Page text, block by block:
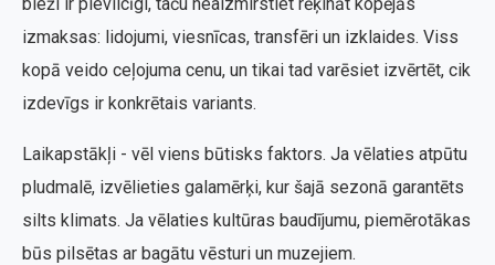
izmaksas: lidojumi, viesnīcas, transfēri un izklaides. Viss
kopā veido ceļojuma cenu, un tikai tad varēsiet izvērtēt, cik
izdevīgs ir konkrētais variants.
Laikapstākļi - vēl viens būtisks faktors. Ja vēlaties atpūtu
pludmalē, izvēlieties galamērķi, kur šajā sezonā garantēts
silts klimats. Ja vēlaties kultūras baudījumu, piemērotākas
būs pilsētas ar bagātu vēsturi un muzejiem.